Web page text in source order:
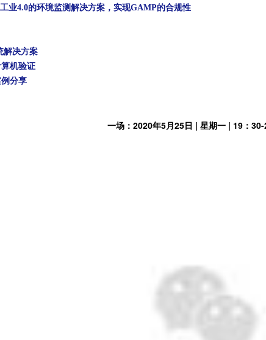
业4.0的环境监测解决方案，实现GAMP的合规性
解决方案
机验证
分享
一场：2020年5月25日 | 星期一 | 19：